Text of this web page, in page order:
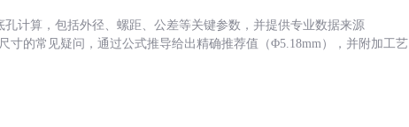
计算，包括外径、螺距、公差等关键参数，并提供专业数据来源
寸的常见疑问，通过公式推导给出精确推荐值（Φ5.18mm），并附加工艺